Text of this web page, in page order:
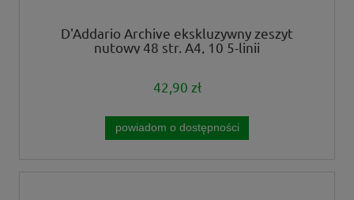
D'Addario Archive ekskluzywny zeszyt
nutowy 48 str. A4, 10 5-linii
42,90 zł
powiadom o dostępności